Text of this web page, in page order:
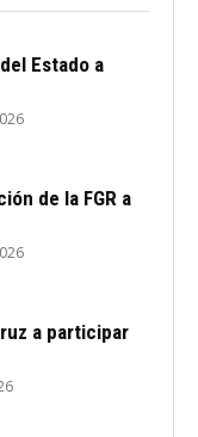
Estado a
de la FGR a
a participar